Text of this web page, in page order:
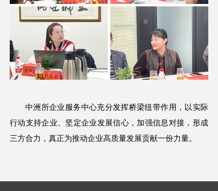
中洲所企业服务中心充分发挥桥梁纽带作用，以实际
行动支持企业、坚定企业发展信心，加强信息对接，形成
三方合力，真正为推动企业高质量发展贡献一份力量。